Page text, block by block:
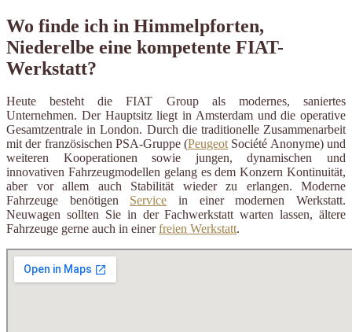
Wo finde ich in Himmelpforten,
Niederelbe eine kompetente FIAT-
Werkstatt?
Heute besteht die FIAT Group als modernes, saniertes
Unternehmen. Der Hauptsitz liegt in Amsterdam und die operative
Gesamtzentrale in London. Durch die traditionelle Zusammenarbeit
mit der französischen PSA-Gruppe (PeugeotSociété Anonyme) und
weiteren Kooperationen sowie jungen, dynamischen und
innovativen Fahrzeugmodellen gelang es dem Konzern Kontinuität,
aber vor allem auch Stabilität wieder zu erlangen. Moderne
Fahrzeuge benötigen Service in einer modernen Werkstatt.
Neuwagen sollten Sie in der Fachwerkstatt warten lassen, ältere
Fahrzeuge gerne auch in einerfreien Werkstatt.